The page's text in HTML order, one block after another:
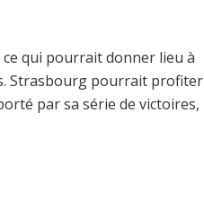
qui pourrait donner lieu à
Strasbourg pourrait profiter
par sa série de victoires,